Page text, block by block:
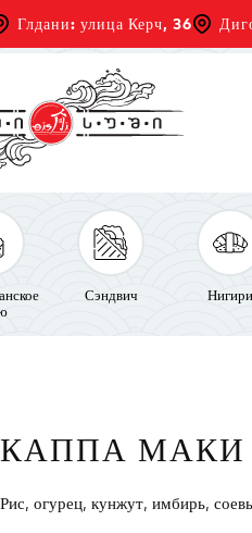
Глдани: улица Керч, 36
Сэндвич Нигири
КАППА МАКИ
Рис, огурец, кунжут, имбирь,